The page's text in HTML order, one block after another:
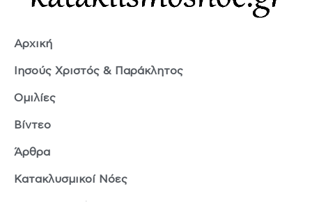
Αρχική
Ιησούς Χριστός & Παράκλητος
Ομιλίες
Βίντεο
Άρθρα
Κατακλυσμικοί Νόες